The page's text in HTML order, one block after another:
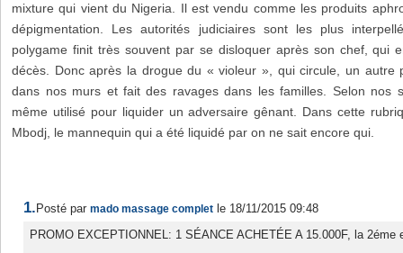
mixture qui vient du Nigeria. Il est vendu comme les produits
dépigmentation. Les autorités judiciaires sont les plus
polygame finit très souvent par se disloquer après son chef, qui
décès. Donc après la drogue du « violeur », qui circule, un autre
dans nos murs et fait des ravages dans les familles. Selon nos
même utilisé pour liquider un adversaire gênant. Dans cette
Mbodj, le mannequin qui a été liquidé par on ne sait encore qui.
1. Posté parmado massage complet le 18/11/2015 09:48
PROMO EXCEPTIONNEL: 1 SÉANCE ACHETÉE A 15.000F, la